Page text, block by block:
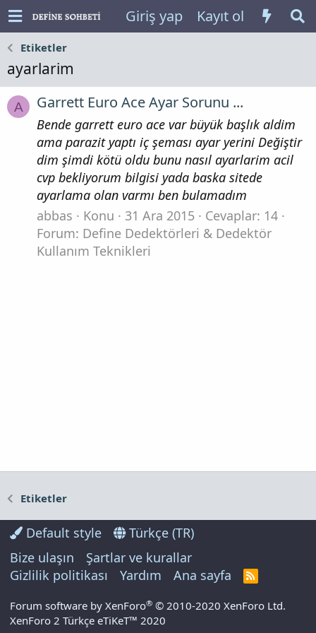
Giriş yap Kayıt ol
Etiketler
ayarlarim
A Garrett Euro Ace Ayar Sorunu ...
Bende garrett euro ace var büyük başlık aldim
ama parazit yaptı iç şeması ayar yerini Değiştir
dim şimdi kötü oldu bunu nasıl ayarlarim acil
cvp bekliyorum bilgisi yada baska sitede
ayarlama olan varmı ben bulamadım
abbas
Konu 31 Ara 2015
Cevaplar: 14
Forum: Define Dedektörleri & Dedektör
Kullanım Teknikleri
Etiketler
Default style
Türkçe (TR)
Bize ulaşın
Şartlar ve kurallar
Gizlilik politikası
Yardım Ana sayfa
R
S
Forum software by XenForo® © 2010-2020 XenForo Ltd.
XenForo 2 Türkçe eTiKeT™ 2020